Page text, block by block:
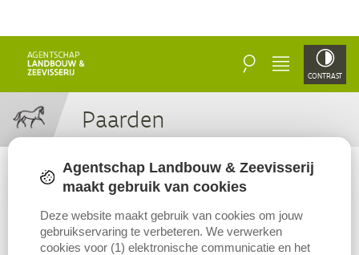
ZOEKEN MENU CONTRAST
Paar­den
Agentschap Landbouw & Zeevisserij
maakt gebruik van cookies
Deze website maakt gebruik van cookies om jouw
gebruikservaring te verbeteren. We verwerken
cookies voor (1) elektronische communicatie en het